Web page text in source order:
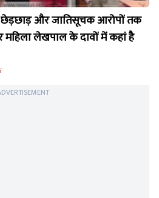
और जातिसूचक आरोपों तक
लेखपाल के दावों में कहां है